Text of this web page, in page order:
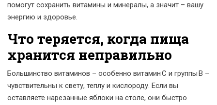
помогут сохранить витамины и минералы, а значит – вашу
энергию и здоровье.
Что теряется, когда пища
хранится неправильно
Большинство витаминов – особенно витамин C и группы B –
чувствительны к свету, теплу и кислороду. Если вы
оставляете нарезанные яблоки на столе, они быстро